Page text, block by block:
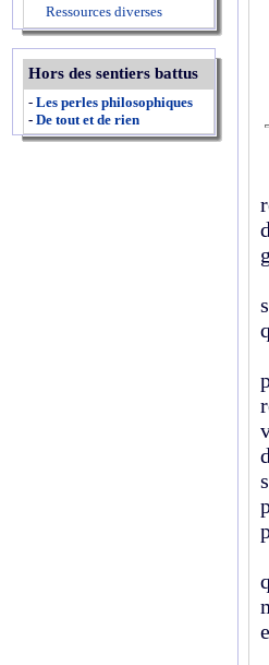
Ressources diverses
Hors des sentiers battus
- Les perles philosophiques
- De tout et de rien